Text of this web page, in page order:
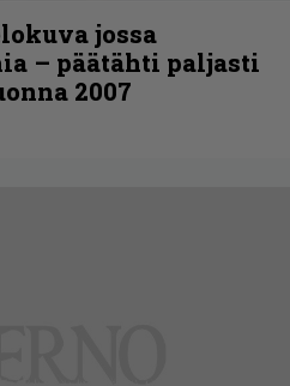
jossa
– päätähti paljasti
2007